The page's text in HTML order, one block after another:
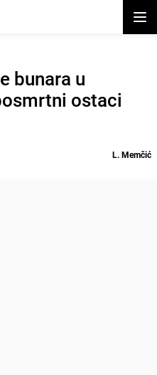
bunara u
ostaci
L. Memčić